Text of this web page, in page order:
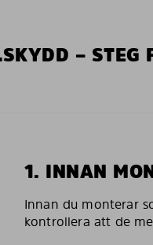
– STEG
1. INNAN
Innan du monterar
kontrollera att de